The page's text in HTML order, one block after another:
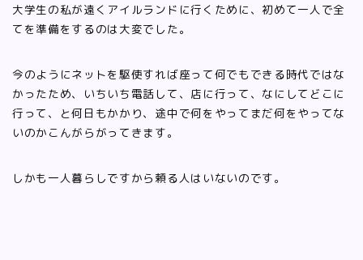
大学生の私が遠くアイルランドに行くために、初めて一人で全
てを準備をするのは大変でした。
今のようにネットを駆使すれば座って何でもできる時代ではな
かったため、いちいち電話して、店に行って、なにしてどこに
行って、と何日もかかり、途中で何をやってまだ何をやってな
いのかこんがらがってきます。
しかも一人暮らしですから頼る人はいないのです。